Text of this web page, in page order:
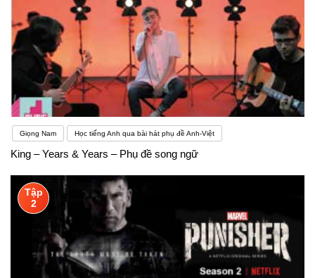
Giọng Nam Học tiếng Anh qua bài hát phụ đề Anh-Việt
King – Years & Years – Phụ đề song ngữ
Tập
2